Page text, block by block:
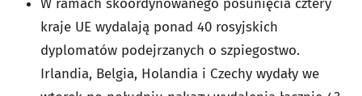
W ramach skoordynowanego posunięcia cztery
kraje UE wydalają ponad 40 rosyjskich
dyplomatów podejrzanych o szpiegostwo.
Irlandia, Belgia, Holandia i Czechy wydały we